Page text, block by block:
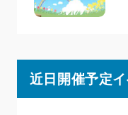
近日開催予定